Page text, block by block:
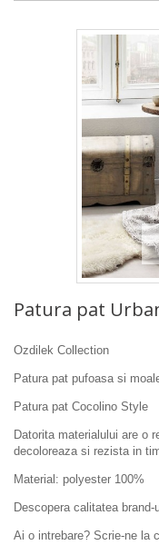
Patura pat
Ozdilek Collection
Patura pat pufoasa si
Patura pat Cocolino Style
Datorita materialului are o
decoloreaza si rezista in
Material: polyester 100%
Descopera calitatea brand-
Ai o intrebare? Scrie-ne la